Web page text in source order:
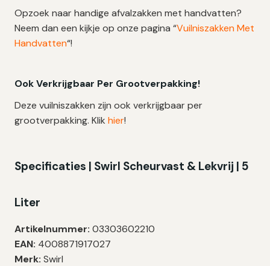
Opzoek naar handige afvalzakken met handvatten?
Neem dan een kijkje op onze pagina “Vuilniszakken Met
Handvatten“!
Ook Verkrijgbaar Per Grootverpakking!
Deze vuilniszakken zijn ook verkrijgbaar per
grootverpakking. Klik hier!
Specificaties | Swirl Scheurvast & Lekvrij | 5
Liter
Artikelnummer: 03303602210
EAN: 4008871917027
Merk: Swirl